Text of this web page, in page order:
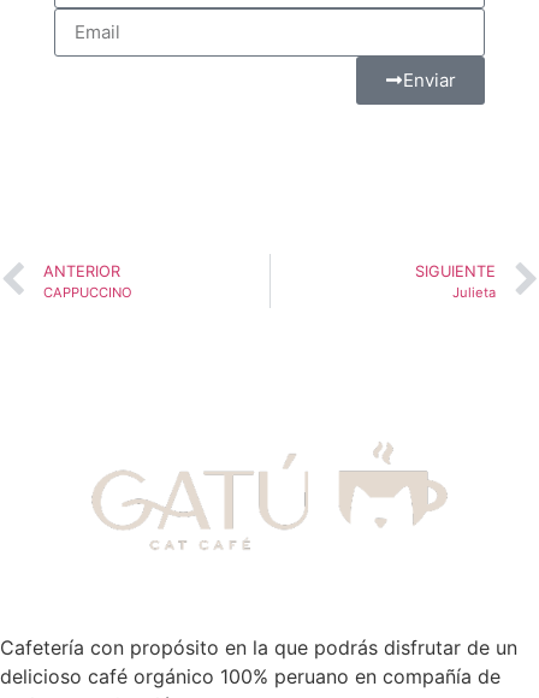
Enviar
ANTERIOR
CAPPUCCINO
SIGUIENTE
Julieta
Cafetería con propósito en la que podrás disfrutar de un
delicioso café orgánico 100% peruano en compañía de